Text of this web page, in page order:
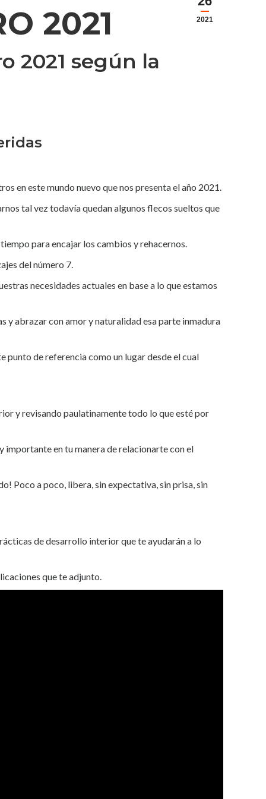
2021
2021
2021 según la
en este mundo nuevo que nos presenta el año 2021.
tal vez todavía quedan algunos flecos sueltos que
para encajar los cambios y rehacernos.
del número 7.
necesidades actuales en base a lo que estamos
y abrazar con amor y naturalidad esa parte inmadura
punto de referencia como un lugar desde el cual
y revisando paulatinamente todo lo que esté por
importante en tu manera de relacionarte con el
Poco a poco, libera, sin expectativa, sin prisa, sin
de desarrollo interior que te ayudarán a lo
que te adjunto.